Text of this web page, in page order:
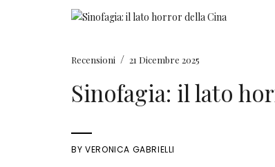
Recensioni / 21 Dicembre 2025
Sinofagia: il lato
BYVERONICA GABRIELLI